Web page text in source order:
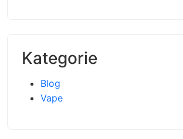
Kategorie
Blog
Vape